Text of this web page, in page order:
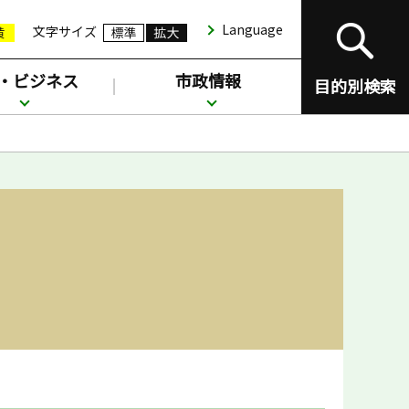
文字サイズ Language
目的別検索
ビジネス 市政情報